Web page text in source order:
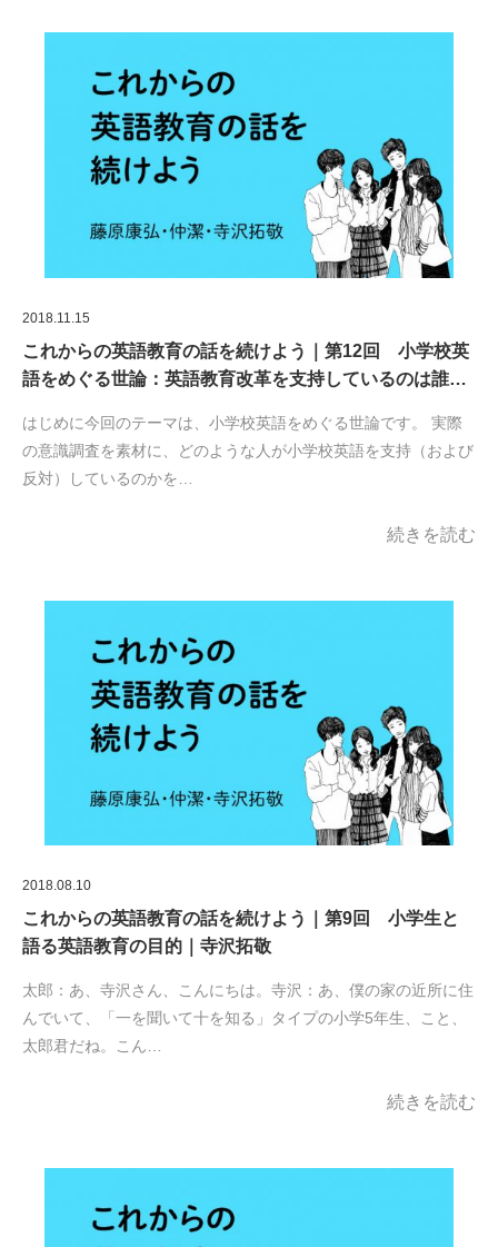
2018.11.15
これからの英語教育の話を続けよう｜第12回 小学校英
語をめぐる世論：英語教育改革を支持しているのは誰…
はじめに今回のテーマは、小学校英語をめぐる世論です。 実際
の意識調査を素材に、どのような人が小学校英語を支持（および
反対）しているのかを…
続きを読む
2018.08.10
これからの英語教育の話を続けよう｜第9回 小学生と
語る英語教育の目的｜寺沢拓敬
太郎：あ、寺沢さん、こんにちは。寺沢：あ、僕の家の近所に住
んでいて、「一を聞いて十を知る」タイプの小学5年生、こと、
太郎君だね。こん…
続きを読む